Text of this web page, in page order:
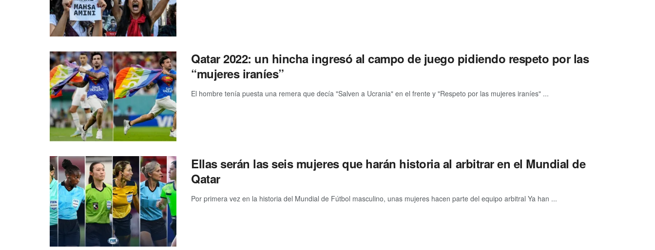
Qatar 2022: un hincha ingresó al campo de juego pidiendo respeto por las
“mujeres iraníes”
El hombre tenía puesta una remera que decía "Salven a Ucrania" en el frente y "Respeto por las mujeres iraníes" ...
Ellas serán las seis mujeres que harán historia al arbitrar en el Mundial de
Qatar
Por primera vez en la historia del Mundial de Fútbol masculino, unas mujeres hacen parte del equipo arbitral Ya han ...